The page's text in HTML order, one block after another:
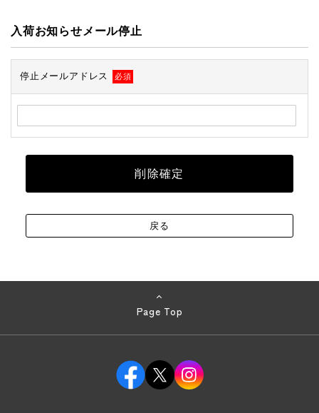
入荷お知らせメール停止
停止メールアドレス 必須
Page Top